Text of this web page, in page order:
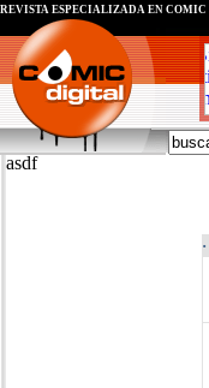
REVISTA ESPECIALIZADA EN CÓMIC
asdf
·